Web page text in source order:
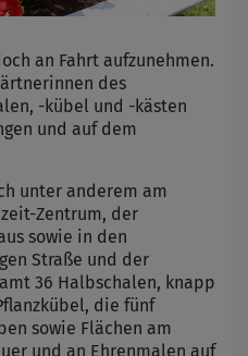
an Fahrt aufzunehmen.
des
-kübel und -kästen
und auf dem
unter anderem am
Zentrum, der
sowie in den
Straße und der
36 Halbschalen, knapp
die fünf
sowie Flächen am
und an Ehrenmalen auf